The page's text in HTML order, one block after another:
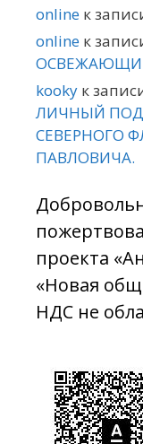
online к
online к
kooky к
ЛИЧНЫЙ
СЕВЕРНОГО
ПАВЛОВИЧА.
проекта
«Новая
НДС не